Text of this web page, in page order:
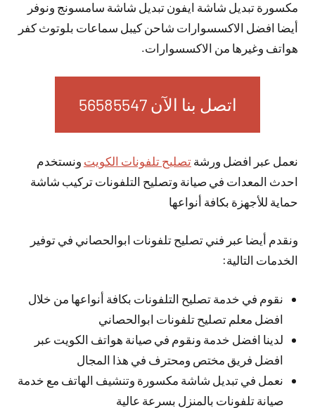
مكسورة تبديل شاشة ايفون تبديل شاشة سامسونج ونوفر
أيضا افضل الاكسسوارات شاحن كيبل سماعات بلوتوث كفر
هواتف وغيرها من الاكسسوارات.
اتصل بنا الآن 56585547
نعمل عبر افضل ورشة تصليح تلفونات الكويت ونستخدم
احدث المعدات في صيانة وتصليح التلفونات تركيب شاشة
حماية للأجهزة بكافة أنواعها
ونقدم أيضا عبر فني تصليح تلفونات ابوالحصاني في توفير
الخدمات التالية:
نقوم في خدمة تصليح التلفونات بكافة أنواعها من خلال
افضل معلم تصليح تلفونات ابوالحصاني
لدينا افضل خدمة ونقوم في صيانة هواتف الكويت عبر
افضل فريق مختص ومحترف في هذا المجال
نعمل في تبديل شاشة مكسورة وتنشيف الهاتف مع خدمة
صيانة تلفونات بالمنزل بسرعة عالية